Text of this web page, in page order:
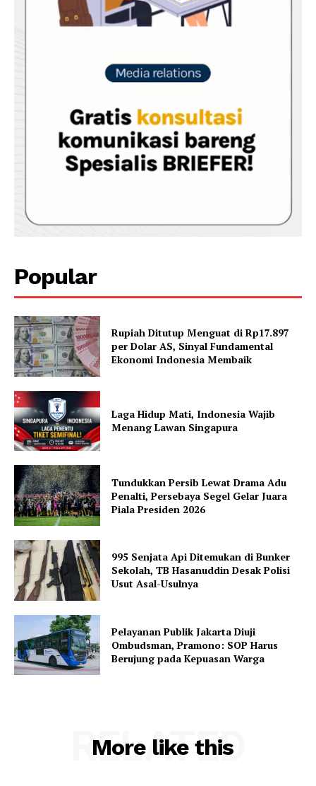
Popular
Rupiah Ditutup Menguat di Rp17.897
per Dolar AS, Sinyal Fundamental
Ekonomi Indonesia Membaik
Laga Hidup Mati, Indonesia Wajib
Menang Lawan Singapura
Tundukkan Persib Lewat Drama Adu
Penalti, Persebaya Segel Gelar Juara
Piala Presiden 2026
995 Senjata Api Ditemukan di Bunker
Sekolah, TB Hasanuddin Desak Polisi
Usut Asal-Usulnya
Pelayanan Publik Jakarta Diuji
Ombudsman, Pramono: SOP Harus
Berujung pada Kepuasan Warga
More like this
RELATED